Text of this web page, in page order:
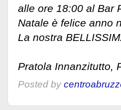
alle ore 18:00 al Bar
Natale è felice anno
La nostra
Pratola Innanzitutto,
Posted by